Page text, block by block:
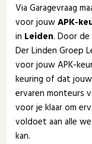
Via Garagevraag
voor jouwAPK-
in Leiden. Door
Der Linden Groep
voor jouw APK-
keuring of dat
ervaren monteurs
voor je klaar om
voldoet aan alle
kan.